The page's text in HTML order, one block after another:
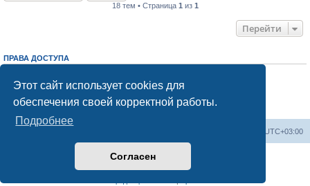
Этот сайт использует cookies для
обеспечения своей корректной работы.
Подробнее
Согласен
18 тем • Страница 1 из 1
Перейти
ПРАВА ДОСТУПА
Выне можетеотвечать на сообщения
Выне можетередактировать свои сообщения
Выне можетеудалять свои сообщения
добавлять вложения
UTC+03:00
Создано на основеphpBB® Forum Software © phpBB Limited
Русская поддержка phpBB